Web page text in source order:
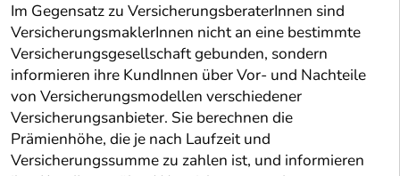
Im Gegensatz zu VersicherungsberaterInnen sind
VersicherungsmaklerInnen nicht an eine bestimmte
Versicherungsgesellschaft gebunden, sondern
informieren ihre KundInnen über Vor- und Nachteile
von Versicherungsmodellen verschiedener
Versicherungsanbieter. Sie berechnen die
Prämienhöhe, die je nach Laufzeit und
Versicherungssumme zu zahlen ist, und informieren